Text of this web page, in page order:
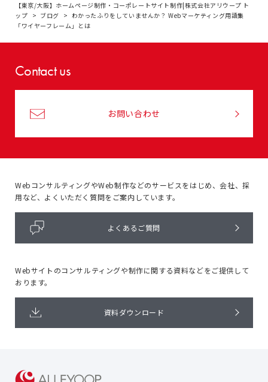
【東京/大阪】ホームページ制作・コーポレートサイト制作|株式会社アリウープ ト
ップ
ブログ
わかったふりをしていませんか？ Webマーケティング用語集
「ワイヤーフレーム」とは
Contact us
お問い合わせ
WebコンサルティングやWeb制作などのサービスをはじめ、会社、採
用など、よくいただく質問をご案内しています。
よくあるご質問
Webサイトのコンサルティングや制作に関する資料などをご提供して
おります。
資料ダウンロード